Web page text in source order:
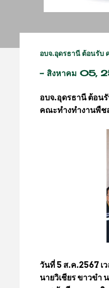
อบจ.อุดรธานี ต้อนรับ
- สิงหาคม 05,
อบจ.อุดรธานี ต้อน
คณะทำงทำงานพืช
วันที่ 5 ส.ค.2567 เ
นายวิเชียร ขาวขำ